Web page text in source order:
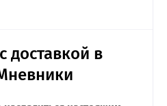
доставкой в